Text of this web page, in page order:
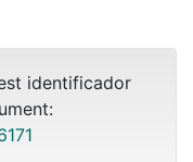
identificador